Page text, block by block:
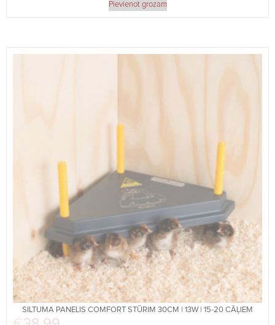
Pievienot grozam
SILTUMA PANELIS COMFORT STŪRIM 30CM | 13W | 15-20 CĀĻIEM